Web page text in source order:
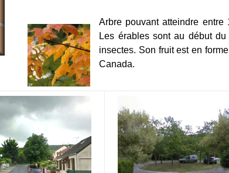
Arbre pouvant atteindre
Les érables sont au début
insectes. Son fruit est en
Canada.